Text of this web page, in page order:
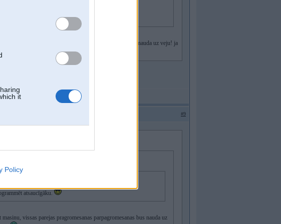
it
Policy
vissas parejas pragromesanas parpagromesanas bus nauda uz veju! ja
#9
atsaucīgāku.
vissas parejas pragromesanas parpagromesanas bus nauda uz